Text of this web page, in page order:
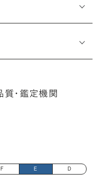
質・鑑定機関
F E D